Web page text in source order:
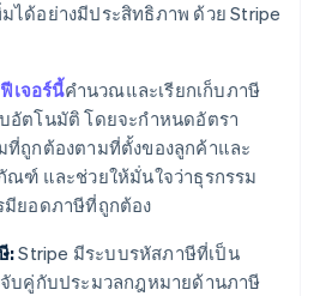
ได้อย่างมีประสิทธิภาพ ด้วย Stripe
ฟีเจอร์นี้คํานวณและเรียกเก็บภาษี
อัตโนมัติ โดยจะกําหนดอัตรา
ที่ถูกต้องตามที่ตั้งของลูกค้าและ
ณฑ์ และช่วยให้มั่นใจว่าธุรกรรม
มียอดภาษีที่ถูกต้อง
:Stripe มีระบบรหัสภาษีที่เป็น
บคู่กับประมวลกฎหมายด้านภาษี